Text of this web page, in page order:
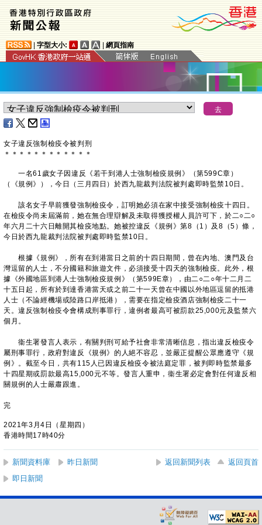
字型大小: 網頁指南
女子違反強制檢疫令被判刑
＊ ＊ ＊ ＊ ＊ ＊ ＊ ＊ ＊ ＊ ＊ ＊
一名61歲女子因違反《若干到港人士強制檢疫規例》（第599C章）
（《規例》），今日（三月四日）於西九龍裁判法院被判處即時監禁10日。
​該名女子早前獲發強制檢疫令，訂明她必須在家中接受強制檢疫十四日。
在檢疫令尚未屆滿前，她在無合理辯解及未取得獲授權人員許可下，於二○二○
年六月二十六日離開其檢疫地點。她被控違反《規例》第8（1）及8（5）條，
今日於西九龍裁判法院被判處即時監禁10日。
根據《規例》，所有在到港當日之前的十四日期間，曾在內地、澳門及台
灣逗留的人士，不分國籍和旅遊文件，必須接受十四天的強制檢疫。此外，根
據《外國地區到港人士強制檢疫規例》（第599E章），由二○二○年十二月二
十五日起，所有於到達香港當天或之前二十一天曾在中國以外地區逗留的抵港
人士（不論經機場或陸路口岸抵港），需要在指定檢疫酒店強制檢疫二十一
天。違反強制檢疫令會構成刑事罪行，違例者最高可被罰款25,000元及監禁六
個月。
衞生署發言人表示，有關判刑可給予社會非常清晰信息，指出違反檢疫令
屬刑事罪行，政府對違反《規例》的人絕不容忍，並嚴正提醒公眾應遵守《規
例》。截至今日，共有115人已因違反檢疫令被法庭定罪，被判即時監禁最多
十四星期或罰款最高15,000元不等。發言人重申，衞生署必定會對任何違反相
關規例的人士嚴肅跟進。
完
2021年3月4日（星期四）
香港時間17時40分
新聞資料庫 昨日新聞 返回新聞列表
返回頁首
即日新聞